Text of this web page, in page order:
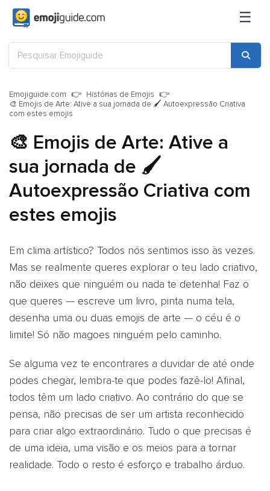
☰
Emojiguide.com
Histórias de Emojis
🎨 Emojis de Arte: Ative a sua jornada de 🖌 Autoexpressão Criativa
com estes emojis
🎨 Emojis de Arte: Ative a
sua jornada de 🖌
Autoexpressão Criativa com
estes emojis
Em clima artístico? Todos nós sentimos isso às vezes.
Mas se realmente queres explorar o teu lado criativo,
não deixes que ninguém ou nada te detenha! Faz o
que queres — escreve um livro, pinta numa tela,
desenha uma ou duas emojis de arte — o céu é o
limite! Só não magoes ninguém pelo caminho.
Se alguma vez te encontrares a duvidar de até onde
podes chegar, lembra-te que podes fazê-lo! Afinal,
todos têm um lado criativo. Ao contrário do que se
pensa, não precisas de ser um artista reconhecido
para criar algo extraordinário. Tudo o que precisas é
de uma ideia, uma visão e os meios para a tornar
realidade. Todo o resto é esforço e trabalho árduo.